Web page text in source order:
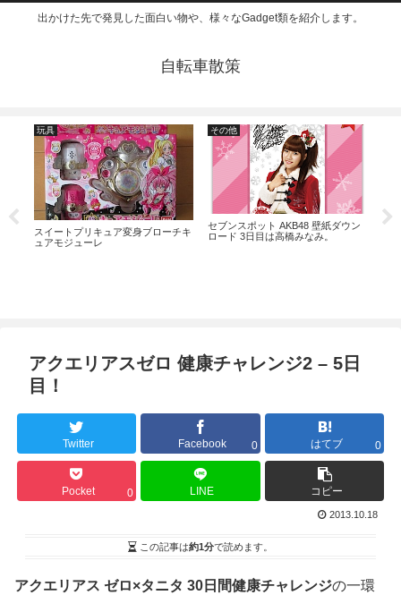
出かけた先で発見した面白い物や、様々なGadget類を紹介します。
自転車散策
ー
玩具
スイートプリキュア変身ブローチキ
ュアモジューレ
その他
セブンスポット AKB48 壁紙ダウン
ロード 3日目は高橋みなみ。
ビ
アクエリアスゼロ 健康チャレンジ2 – 5日
目！
Twitter Facebook 0 はてブ 0
Pocket 0 LINE コピー
2013.10.18
この記事は約1分で読めます。
アクエリアス ゼロ×タニタ 30日間健康チャレンジの一環